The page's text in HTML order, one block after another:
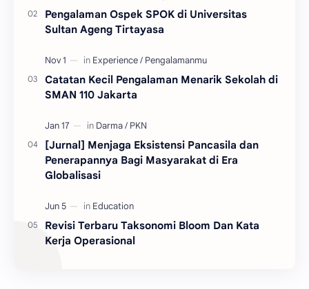
Pengalaman Ospek SPOK di Universitas
Sultan Ageng Tirtayasa
Catatan Kecil Pengalaman Menarik Sekolah di
SMAN 110 Jakarta
[Jurnal] Menjaga Eksistensi Pancasila dan
Penerapannya Bagi Masyarakat di Era
Globalisasi
Revisi Terbaru Taksonomi Bloom Dan Kata
Kerja Operasional